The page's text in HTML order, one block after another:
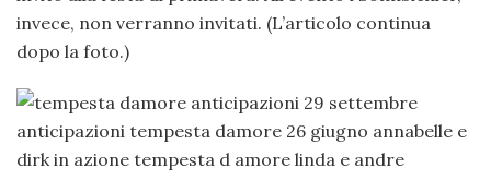
invece, non verranno invitati. (L’articolo continua
dopo la foto.)